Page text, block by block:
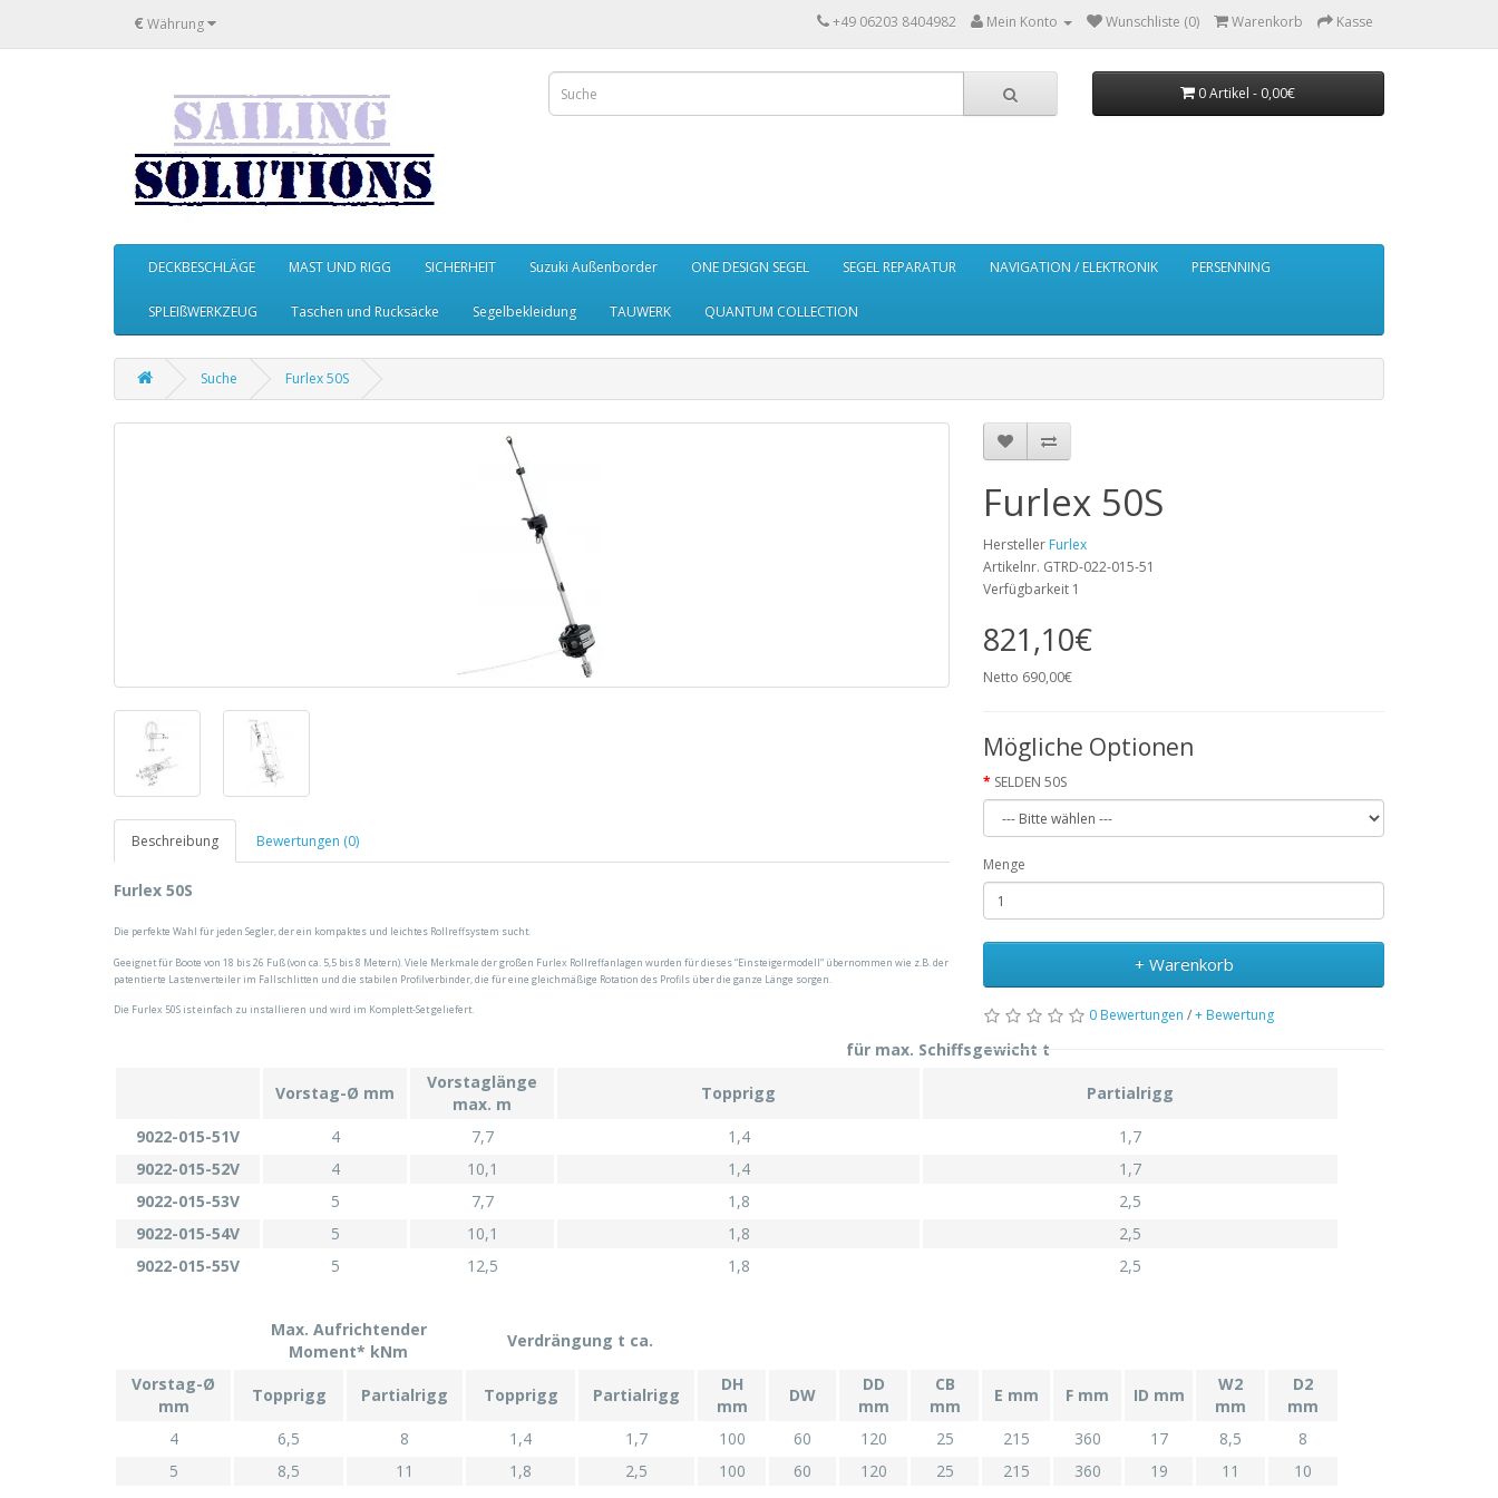
€ Währung +49 06203 8404982 Mein Konto Wunschliste (0) Warenkorb Kasse
0 Artikel - 0,00€
DECKBESCHLÄGE MAST UND RIGG SICHERHEIT Suzuki Außenborder ONE DESIGN SEGEL SEGEL REPARATUR NAVIGATION / ELEKTRONIK PERSENNING
SPLEIßWERKZEUG Taschen und Rucksäcke Segelbekleidung TAUWERK QUANTUM COLLECTION
Suche Furlex 50S
Beschreibung Bewertungen (0)
Furlex 50S
Die perfekte Wahl für jeden Segler, der ein kompaktes und leichtes Rollreffsystem sucht.
Geeignet für Boote von 18 bis 26 Fuß (von ca. 5,5 bis 8 Metern). Viele Merkmale der großen Furlex Rollreffanlagen wurden für dieses “Einsteigermodell“ übernommen wie z.B. der
patentierte Lastenverteiler im Fallschlitten und die stabilen Profilverbinder, die für eine gleichmäßige Rotation des Profils über die ganze Länge sorgen.
Die Furlex 50S ist einfach zu installieren und wird im Komplett-Set geliefert.
für max. Schiffsgewicht t
Vorstag-Ø mm
Vorstaglänge
max. m
Topprigg Partialrigg
9022-015-51V 4 7,7 1,4
1,7
9022-015-52V
4 10,1 1,4
1,7
9022-015-53V
5 7,7 1,8
2,5
9022-015-54V
5 10,1 1,8
2,5
9022-015-55V
5 12,5 1,8 2,5
Max. Aufrichtender
Moment* kNm
Verdrängung t ca.
Vorstag-Ø
mm
Topprigg Partialrigg Topprigg Partialrigg
DH
mm
DW
DD
mm
CB
mm
E mm F mm ID mm
W2
mm
D2
mm
4
6,5 8 1,4 1,7 100 60 120 25 215 360 17 8,5
8
5
8,5 11 1,8 2,5 100 60 120 25 215 360 19 11 10
Furlex 50S
Hersteller Furlex
Artikelnr. GTRD-022-015-51
Verfügbarkeit 1
821,10€
Netto 690,00€
Mögliche Optionen
SELDEN 50S
Menge
+ Warenkorb
0 Bewertungen /+ Bewertung